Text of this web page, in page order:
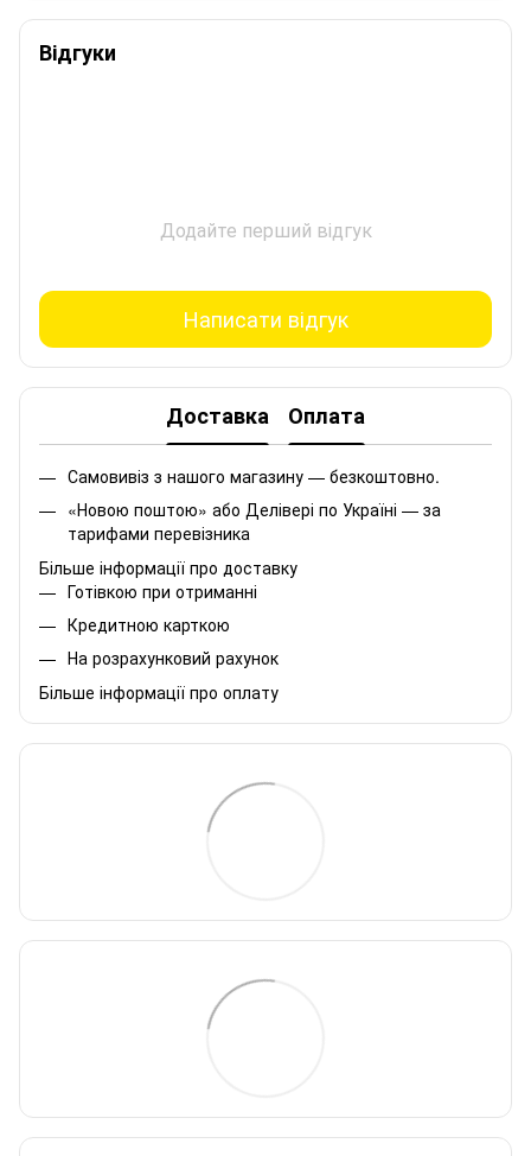
Відгуки
Додайте перший відгук
Написати відгук
Доставка Оплата
Самовивіз з нашого магазину — безкоштовно.
«Новою поштою» або Делівері по Україні — за
тарифами перевізника
Більше інформації про доставку
Готівкою при отриманні
Кредитною карткою
На розрахунковий рахунок
Більше інформації про оплату